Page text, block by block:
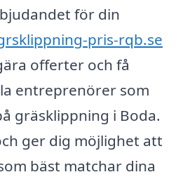
för din
pris-rqb.se
offerter och få
entreprenörer som
gräsklippning i Boda.
ger dig möjlighet att
bäst matchar dina